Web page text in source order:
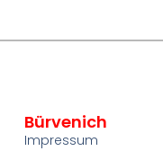
Bürvenich
Impressum